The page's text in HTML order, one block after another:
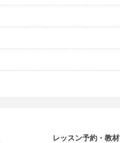
レッスン予約・教材